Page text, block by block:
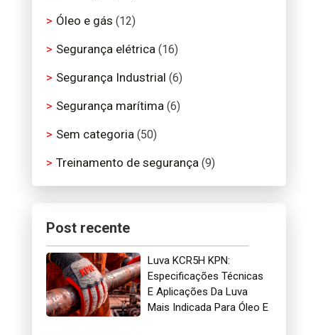
Óleo e gás (12)
Segurança elétrica (16)
Segurança Industrial (6)
Segurança marítima (6)
Sem categoria (50)
Treinamento de segurança (9)
Post recente
Luva KCR5H KPN:
Especificações Técnicas
E Aplicações Da Luva
Mais Indicada Para Óleo E